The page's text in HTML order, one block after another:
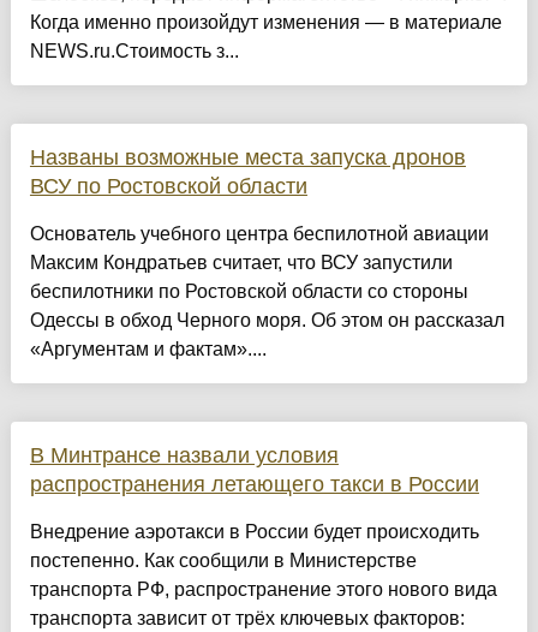
Когда именно произойдут изменения — в материале
NEWS.ru.Стоимость з...
Названы возможные места запуска дронов
ВСУ по Ростовской области
Основатель учебного центра беспилотной авиации
Максим Кондратьев считает, что ВСУ запустили
беспилотники по Ростовской области со стороны
Одессы в обход Черного моря. Об этом он рассказал
«Аргументам и фактам»....
В Минтрансе назвали условия
распространения летающего такси в России
Внедрение аэротакси в России будет происходить
постепенно. Как сообщили в Министерстве
транспорта РФ, распространение этого нового вида
транспорта зависит от трёх ключевых факторов: